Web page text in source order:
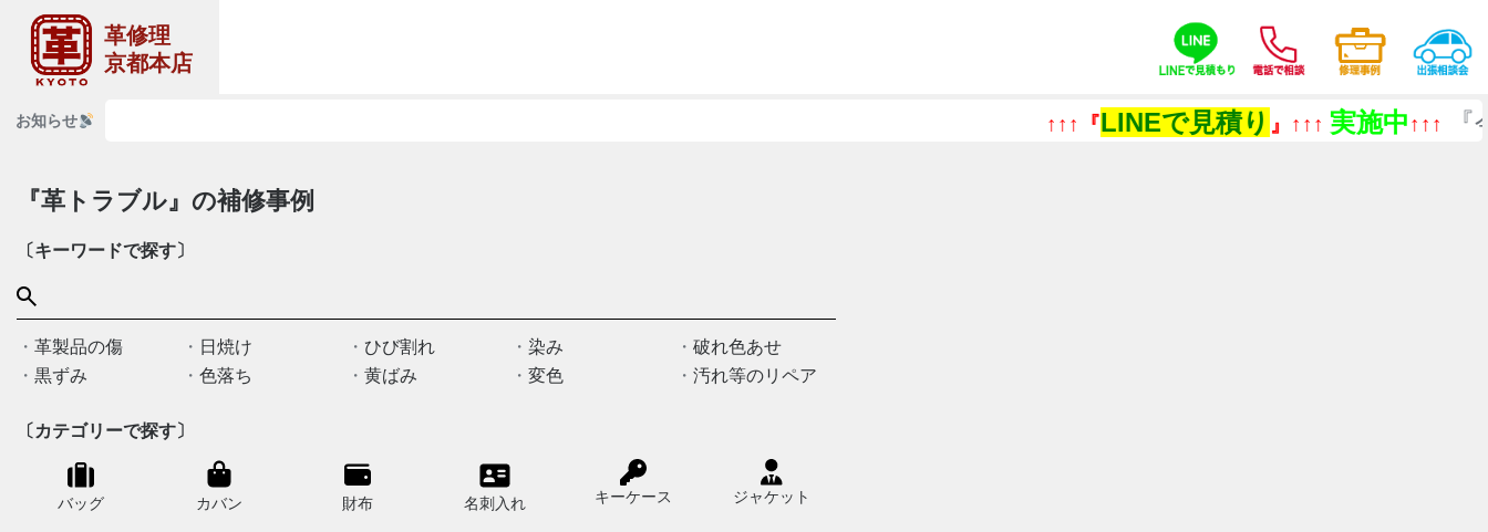
革修理
京都本店
お知らせ LINEで見積り』↑↑↑実施中↑↑↑『今あるも
『革トラブル』の補修事例
〔キーワードで探す〕
革製品の傷 日焼け ひび割れ 染み
破れ色あせ
黒ずみ
色落ち 黄ばみ 変色 汚れ等のリペア
〔カテゴリーで探す〕
バッグ カバン 財布 名刺入れ キーケース ジャケット